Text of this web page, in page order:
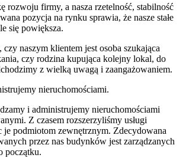
rozwoju firmy, a nasza rzetelność, stabilność
pozycja na rynku sprawia, że nasze stałe
się powiększa.
naszym klientem jest osoba szukająca
czy rodzina kupująca kolejny lokal, do
z wielką uwagą i zaangażowaniem.
nieruchomościami.
i administrujemy nieruchomościami
Z czasem rozszerzyliśmy usługi
je podmiotom zewnętrznym. Zdecydowana
przez nas budynków jest zarządzanych
początku.